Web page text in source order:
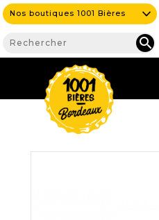
Nos boutiques 1001 Bières
